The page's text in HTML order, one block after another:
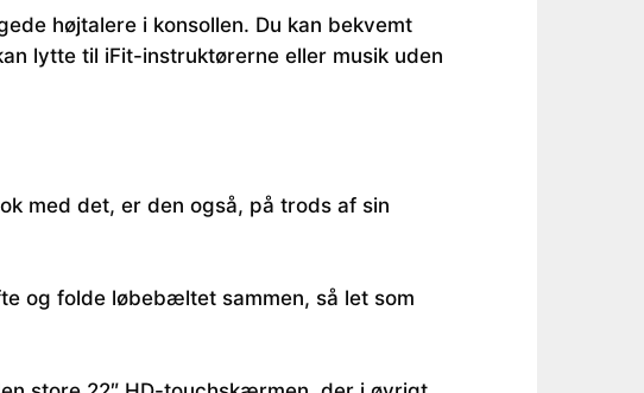
højtalere i konsollen. Du kan bekvemt
lytte til iFit-instruktørerne eller musik uden
med det, er den også, på trods af sin
og folde løbebæltet sammen, så let som